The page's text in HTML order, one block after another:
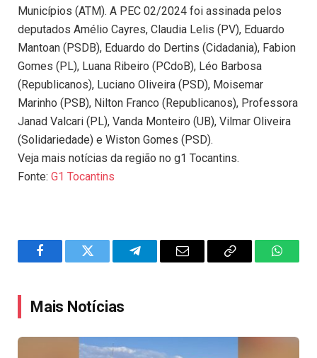
Municípios (ATM). A PEC 02/2024 foi assinada pelos
deputados Amélio Cayres, Claudia Lelis (PV), Eduardo
Mantoan (PSDB), Eduardo do Dertins (Cidadania), Fabion
Gomes (PL), Luana Ribeiro (PCdoB), Léo Barbosa
(Republicanos), Luciano Oliveira (PSD), Moisemar
Marinho (PSB), Nilton Franco (Republicanos), Professora
Janad Valcari (PL), Vanda Monteiro (UB), Vilmar Oliveira
(Solidariedade) e Wiston Gomes (PSD).
Veja mais notícias da região no g1 Tocantins.
Fonte: G1 Tocantins
FacebookTwitter TelegramEmail
Copy
Mais Notícias